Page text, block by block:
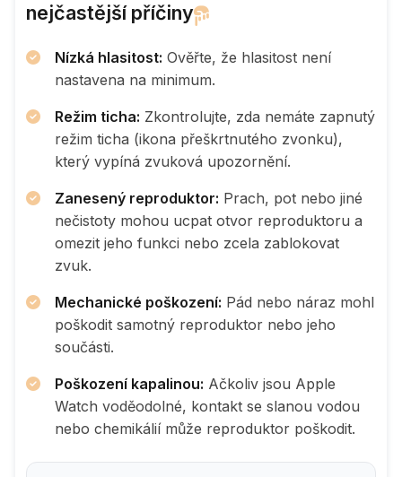
nejčastější příčiny
Nízká hlasitost: Ověřte, že hlasitost není
nastavena na minimum.
Režim ticha: Zkontrolujte, zda nemáte zapnutý
režim ticha (ikona přeškrtnutého zvonku),
který vypíná zvuková upozornění.
Zanesený reproduktor: Prach, pot nebo jiné
nečistoty mohou ucpat otvor reproduktoru a
omezit jeho funkci nebo zcela zablokovat
zvuk.
Mechanické poškození: Pád nebo náraz mohl
poškodit samotný reproduktor nebo jeho
součásti.
Poškození kapalinou: Ačkoliv jsou Apple
Watch voděodolné, kontakt se slanou vodou
nebo chemikálií může reproduktor poškodit.